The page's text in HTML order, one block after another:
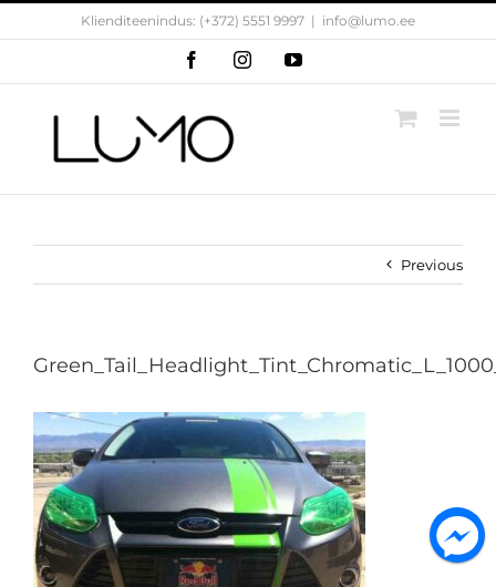
Skip
Klienditeenindus: (+372) 5551 9997 | info@lumo.ee
FacebookInstagramYouTube
Previous